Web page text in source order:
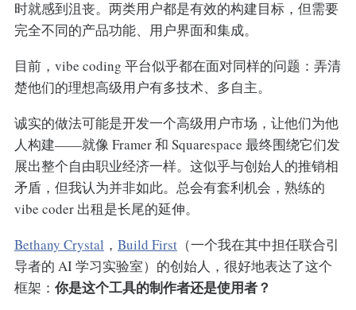
时就感到沮丧。两类用户都是有效的构建目标，但需要
完全不同的产品功能、用户界面和集成。
目前，vibe coding 平台似乎都在面对同样的问题：弄清
楚他们的理想高级用户有多技术、多自主。
诚实的做法可能是开发一个高级用户市场，让他们为他
人构建——就像 Framer 和 Squarespace 最终围绕它们发
展出整个自由职业经济一样。这似乎与创始人的推销相
矛盾，但我认为并非如此。总会有套利机会，熟练的
vibe coder 出租是长尾的延伸。
Bethany Crystal ， Build First（一个我在其中担任联合引
导者的 AI 学习实验室）的创始人，很好地表达了这个
框架： 你是这个工具的制作者还是使用者？